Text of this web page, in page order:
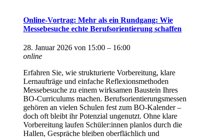
Online-Vortrag: Mehr als ein Rundgang: Wie
Messebesuche echte Berufsorientierung schaffen
28. Januar 2026 von 15:00 – 16:00
online
Erfahren Sie, wie strukturierte Vorbereitung, klare
Lernaufträge und einfache Reflexionsmethoden
Messebesuche zu einem wirksamen Baustein Ihres
BO-Curriculums machen. Berufsorientierungsmessen
gehören an vielen Schulen fest zum BO-Kalender –
doch oft bleibt ihr Potenzial ungenutzt. Ohne klare
Vorbereitung laufen Schüler:innen planlos durch die
Hallen, Gespräche bleiben oberflächlich und